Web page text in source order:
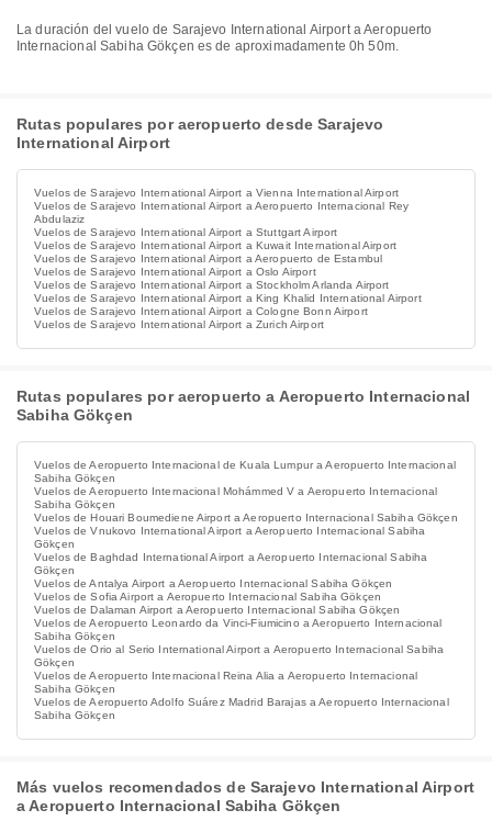
La duración del vuelo de Sarajevo International Airport a Aeropuerto
Internacional Sabiha Gökçen es de aproximadamente 0h 50m.
Rutas populares por aeropuerto desde Sarajevo
International Airport
Vuelos de Sarajevo International Airport a Vienna International Airport
Vuelos de Sarajevo International Airport a Aeropuerto Internacional Rey
Abdulaziz
Vuelos de Sarajevo International Airport a Stuttgart Airport
Vuelos de Sarajevo International Airport a Kuwait International Airport
Vuelos de Sarajevo International Airport a Aeropuerto de Estambul
Vuelos de Sarajevo International Airport a Oslo Airport
Vuelos de Sarajevo International Airport a Stockholm Arlanda Airport
Vuelos de Sarajevo International Airport a King Khalid International Airport
Vuelos de Sarajevo International Airport a Cologne Bonn Airport
Vuelos de Sarajevo International Airport a Zurich Airport
Rutas populares por aeropuerto a Aeropuerto Internacional
Sabiha Gökçen
Vuelos de Aeropuerto Internacional de Kuala Lumpur a Aeropuerto Internacional
Sabiha Gökçen
Vuelos de Aeropuerto Internacional Mohámmed V a Aeropuerto Internacional
Sabiha Gökçen
Vuelos de Houari Boumediene Airport a Aeropuerto Internacional Sabiha Gökçen
Vuelos de Vnukovo International Airport a Aeropuerto Internacional Sabiha
Gökçen
Vuelos de Baghdad International Airport a Aeropuerto Internacional Sabiha
Gökçen
Vuelos de Antalya Airport a Aeropuerto Internacional Sabiha Gökçen
Vuelos de Sofia Airport a Aeropuerto Internacional Sabiha Gökçen
Vuelos de Dalaman Airport a Aeropuerto Internacional Sabiha Gökçen
Vuelos de Aeropuerto Leonardo da Vinci-Fiumicino a Aeropuerto Internacional
Sabiha Gökçen
Vuelos de Orio al Serio International Airport a Aeropuerto Internacional Sabiha
Gökçen
Vuelos de Aeropuerto Internacional Reina Alia a Aeropuerto Internacional
Sabiha Gökçen
Vuelos de Aeropuerto Adolfo Suárez Madrid Barajas a Aeropuerto Internacional
Sabiha Gökçen
Más vuelos recomendados de Sarajevo International Airport
a Aeropuerto Internacional Sabiha Gökçen